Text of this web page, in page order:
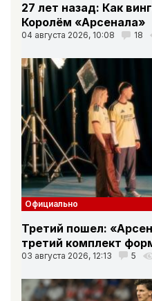
27 лет назад: Как
Королём «Арсенала»
04 августа 2026, 10:08 18
Официально
Третий пошел:
третий комплект
03 августа 2026, 12:13 5